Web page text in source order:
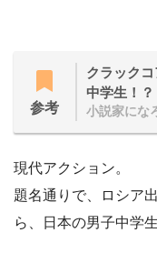
参考
クラック
中学生！？
小説家にな
現代アクション。
題名通りで、ロシア
ら、日本の男子中学